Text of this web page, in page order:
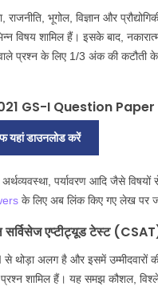
भूगोल, विज्ञान और
विषय शामिल हैं। इसके बाद,
प्रश्न के लिए 1/3 अंक की कटौती के
GS-I Question
यहां डाउनलोड करें
अर्थव्यवस्था, पर्यावरण आदि जैसे विषयों
के लिए अब लिंक किए गए लेख पर
सर्विसेज एप्टीट्यूड टेस्ट
थोड़ा अलग है और इसमें उम्मीदवारों की
शामिल हैं। यह समझ कौशल,